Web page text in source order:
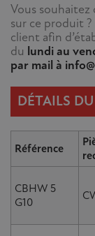
Vous souhaitez
sur ce produit
client afin
du lundi au
par mail à
DÉTAILS
Référence
CBHW 5
G10